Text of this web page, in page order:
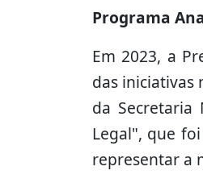
Programa
Em 2023, a
das iniciativas
da Secretaria
Legal", que
representar a